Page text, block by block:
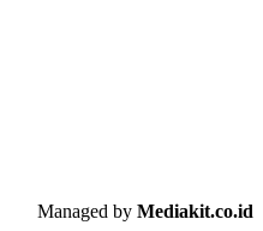
Managed by Mediakit.co.id